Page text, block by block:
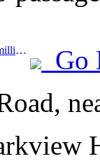
Prev:Shanghai a accueilli plus de 15,11 millions de visiteurs au cours des quatre premiers jours des vacances de la mi-automne et de la fête nationale, soit une augmentation de plus de 20 % par rapport à l'année précédente.
Go